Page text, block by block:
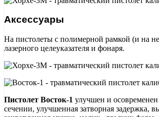
Аксессуары
На пистолеты с полимерной рамкой (и на
лазерного целеуказателя и фонаря.
Пистолет Восток-1 улучшен и
сечении, улучшенная затворная задержка,